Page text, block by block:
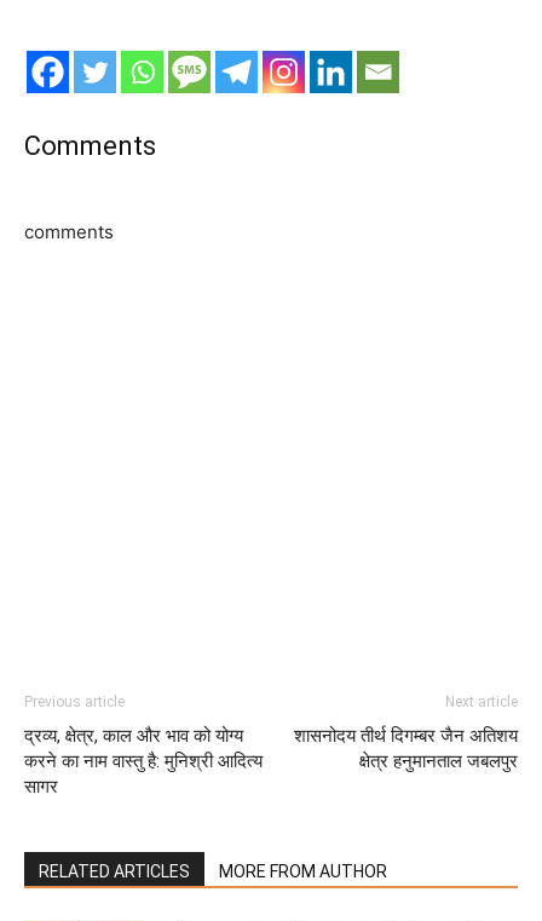
Comments
comments
Previous article
द्रव्य, क्षेत्र, काल और भाव को योग्य
करने का नाम वास्तु है: मुनिश्री आदित्य
सागर
Next article
शासनोदय तीर्थ दिगम्बर जैन अतिशय
क्षेत्र हनुमानताल जबलपुर
RELATED ARTICLES MORE FROM AUTHOR